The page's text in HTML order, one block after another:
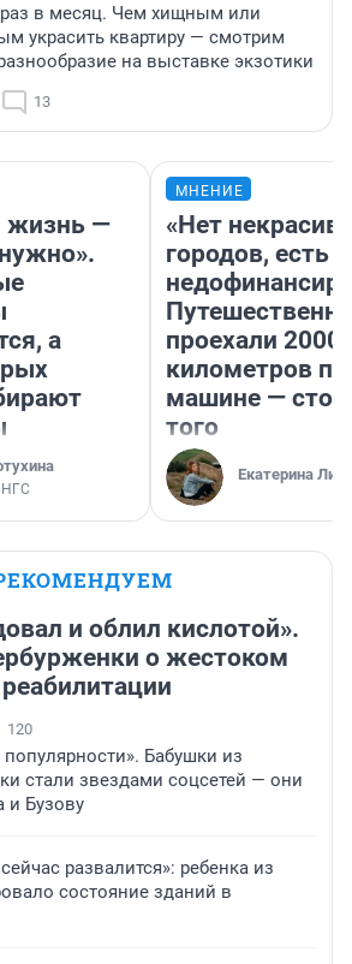
в месяц. Чем хищным или
украсить квартиру — смотрим
на выставке экзотики
13
жизнь —
а
НГС
МНЕНИЕ
«Нет
городов, есть
проехали 2000
километров по
машине —
того
Екатерина
и облил кислотой».
о жестоком
120
Бабушки из
стали звездами соцсетей — они
и Бузову
развалится»: ребенка из
состояние зданий в